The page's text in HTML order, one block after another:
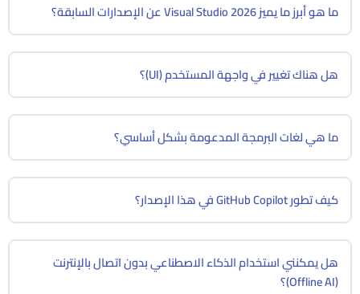
ما هو أبرز ما يميز Visual Studio 2026 عن الإصدارات السابقة؟
هل هناك تغيير في واجهة المستخدم (UI)؟
ما هي لغات البرمجة المدعومة بشكل أساسي؟
كيف تطور GitHub Copilot في هذا الإصدار؟
هل يمكنني استخدام الذكاء الاصطناعي بدون اتصال بالإنترنت
(Offline AI)؟